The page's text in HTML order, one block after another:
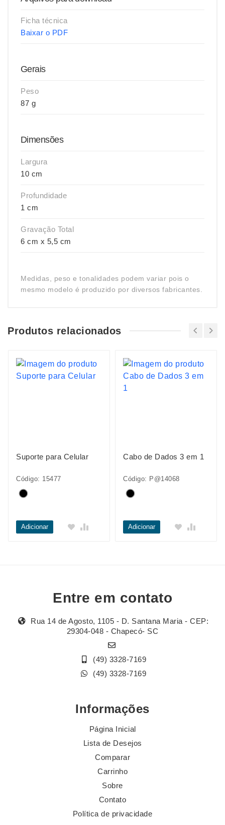
Ficha técnica
Baixar o PDF
Gerais
Peso
87 g
Dimensões
Largura
10 cm
Profundidade
1 cm
Gravação Total
6 cm x 5,5 cm
Medidas, peso e tonalidades podem variar pois o
mesmo modelo é produzido por diversos fabricantes.
Produtos relacionados
Suporte para Celular
Código: 15477
Adicionar
Cabo de Dados 3 em 1
Código: P@14068
Adicionar
Entre em contato
Rua 14 de Agosto, 1105 - D. Santana Maria - CEP:
29304-048 - Chapecó- SC
(49) 3328-7169
(49) 3328-7169
Informações
Página Inicial
Lista de Desejos
Comparar
Carrinho
Sobre
Contato
Política de privacidade